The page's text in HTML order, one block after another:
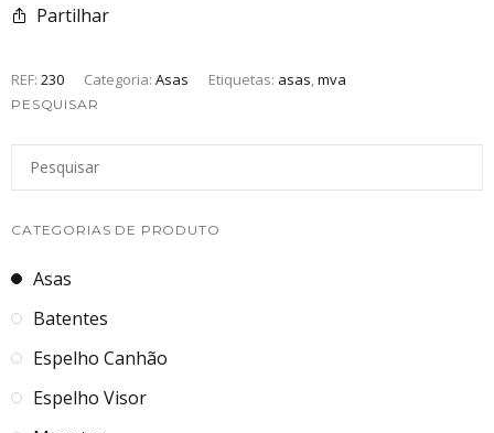
Partilhar
REF: 230 Categoria: Asas Etiquetas: asas,mva
PESQUISAR
CATEGORIAS DE PRODUTO
Asas
Batentes
Espelho Canhão
Espelho Visor